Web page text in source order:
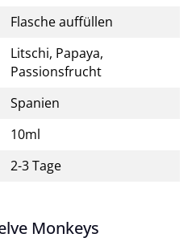
Flasche auffüllen
Litschi, Papaya,
Passionsfrucht
Spanien
10ml
2-3 Tage
Monkeys